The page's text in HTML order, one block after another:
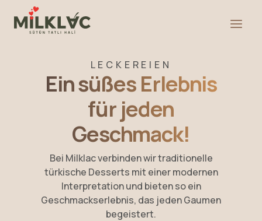
LECKEREIEN
Ein süßes Erlebnis
für jeden
Geschmack!
Bei Milklac verbinden wir traditionelle
türkische Desserts mit einer modernen
Interpretation und bieten so ein
Geschmackserlebnis, das jeden Gaumen
begeistert.